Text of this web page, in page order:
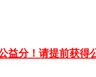
益分！请提前获得